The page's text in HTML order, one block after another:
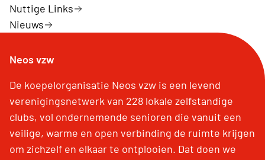
Nuttige Links
Nieuws
Neos vzw
De koepelorganisatie Neos vzw is een levend
verenigingsnetwerk van 228 lokale zelfstandige
clubs, vol ondernemende senioren die vanuit een
veilige, warme en open verbinding de ruimte krijgen
om zichzelf en elkaar te ontplooien. Dat doen we